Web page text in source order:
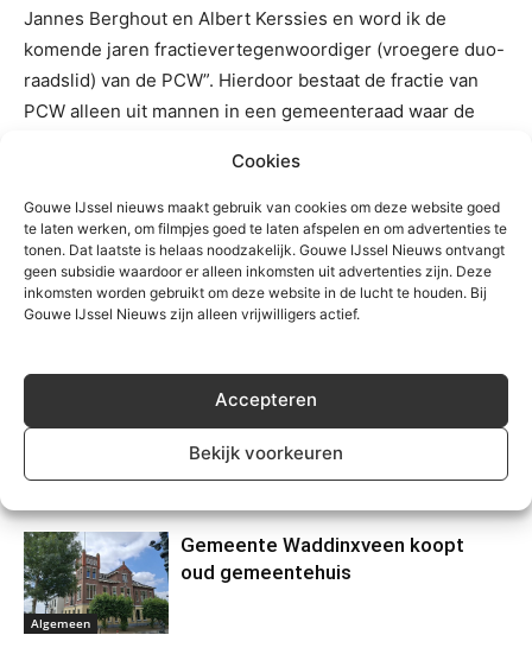
Cookies
Gouwe IJssel nieuws maakt gebruik van cookies om deze website goed
te laten werken, om filmpjes goed te laten afspelen en om advertenties te
tonen. Dat laatste is helaas noodzakelijk. Gouwe IJssel Nieuws ontvangt
geen subsidie waardoor er alleen inkomsten uit advertenties zijn. Deze
inkomsten worden gebruikt om deze website in de lucht te houden. Bij
Gouwe IJssel Nieuws zijn alleen vrijwilligers actief.
Accepteren
Bekijk voorkeuren
Jannes Berghout en Albert Kerssies en word ik de
komende jaren fractievertegenwoordiger (vroegere duo-
raadslid) van de PCW”. Hierdoor bestaat de fractie van
PCW alleen uit mannen in een gemeenteraad waar de
TREFWOORDEN coalitie de jong formatie waddinxveen
Gerelateerd
Algemeen
Gemeente Waddinxveen koopt
oud gemeentehuis